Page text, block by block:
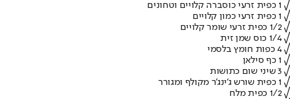
√ 1 כפית זרעי כוסברה קלויים וטחונים
√ 1 כפית זרעי כמון קלויים
√ 1/2 כפית זרעי שומר קלויים
√ 1/4 כוס שמן זית
√ 4 כפות חומץ בלסמי
√ 1 כף סילאן
√ 3 שיני שום כתושות
√ 1 כפית שורש ג'ינג'ר מקולף ומגורר
√ 1/2 כפית מלח